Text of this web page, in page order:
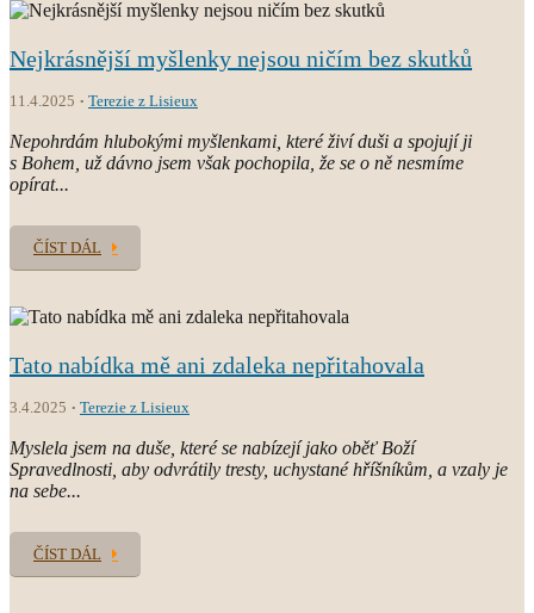
Nejkrásnější myšlenky nejsou ničím bez skutků
11.4.2025 Terezie z Lisieux
Nepohrdám hlubokými myšlenkami, které živí duši a spojují ji
s Bohem, už dávno jsem však pochopila, že se o ně nesmíme
opírat...
ČÍST DÁL
Tato nabídka mě ani zdaleka nepřitahovala
3.4.2025 Terezie z Lisieux
Myslela jsem na duše, které se nabízejí jako oběť Boží
Spravedlnosti, aby odvrátily tresty, uchystané hříšníkům, a vzaly je
na sebe...
ČÍST DÁL